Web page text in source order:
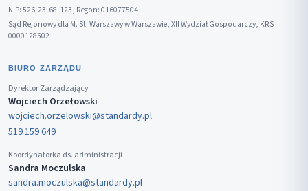
NIP: 526-23-68-123, Regon: 016077504
Sąd Rejonowy dla M. St. Warszawy w Warszawie, XII Wydział Gospodarczy, KRS
0000128502
BIURO ZARZĄDU
Dyrektor Zarządzający
Wojciech Orzełowski
wojciech.orzelowski@standardy.pl
519 159 649
Koordynatorka ds. administracji
Sandra Moczulska
sandra.moczulska@standardy.pl